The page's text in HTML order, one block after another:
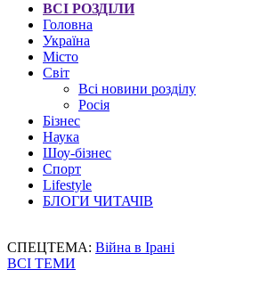
ВСІ РОЗДІЛИ
Головна
Україна
Місто
Світ
Всі новини розділу
Росія
Бізнес
Наука
Шоу-бізнес
Спорт
Lifestyle
БЛОГИ ЧИТАЧІВ
СПЕЦТЕМА: Війна в Ірані
ВСІ ТЕМИ